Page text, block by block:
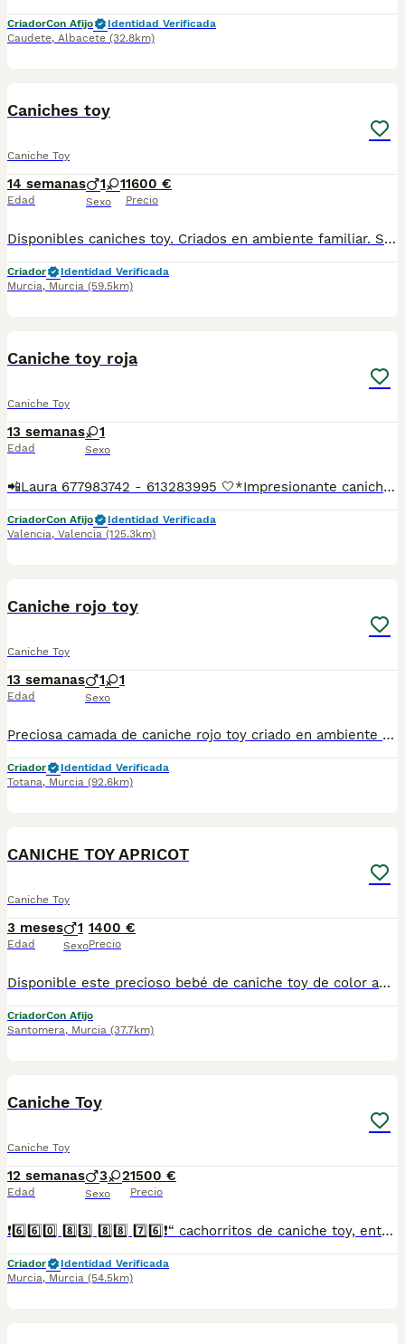
CriadorCon Afijo
Identidad Verificada
Caudete, Albacete (32.8km)
Caniches toy
Caniche Toy
14 semanas
Edad
1 1
Sexo
1600 €
Precio
Disponibles caniches toy. Criados en ambiente familiar. Se entregan vacunados, desparasitados, con cartilla sanitaria, microchip y contrato de garantía
Criador
Identidad Verificada
Murcia, Murcia (59.5km)
Caniche toy roja
Caniche Toy
13 semanas
Edad
1
Sexo
📲Laura 677983742 - 613283995 🤍*Impresionante caniche toy roja es la de las fotos muy pequeñina de adulta*🤍 ¿Buscas un nuevo compañero para tu hogar? ❤️ Tenemos preciosos cachorros listos para encontrar una familia responsable. ✅ Vacunados ✅ Desparasitados ✅ Cartilla sanitaria ✅ Garantías incluidas ✅ Máxima atención y cuidado Se hacen envíos a toda España: Andalucía: Almería, Cádiz, Córdoba, Granada, Huelva, Jaén, Málaga, Sevilla.Aragón: Huesca, Teruel, Zaragoza.Asturias: Oviedo.Baleares: Palma.Canarias: Las Palmas de Gran Canaria, Santa Cruz de Tenerife.Cantabria: Santander.Castilla-La Mancha: Albacete, Ciudad Real, Cuenca, Guadalajara, Toledo.Castilla y León: Ávila, Burgos, León, Palencia, Salamanca, Segovia, Soria, Valladolid, Zamora.Cataluña: Barcelona, Gerona (Girona), Lérida (Lleida), Tarragona.Comunidad Valenciana: Alicante, Castellón de la Plana, Valencia.Extremadura: Badajoz, Cáceres.Galicia: La Coruña (A Coruña), Lugo, Orense (Ourense), Pontevedra.La Rioja: Logroño.Madrid: Madrid.Murcia: Murcia.Navarra: Pamplona.País Vasco: Bilbao (Vizcaya), San Sebastián (Guipúzcoa), Vitoria (Álava). 🐾 Cachorros sanos, sociables y criados con mucho cariño. 📲 ¡Pregunta sin compromiso por disponibilidad, fotos y precios por mensaje privado!
CriadorCon Afijo
Identidad Verificada
Valencia, Valencia (125.3km)
Caniche rojo toy
Caniche Toy
13 semanas
Edad
1 1
Sexo
Preciosa camada de caniche rojo toy criado en ambiente familiar con todas las vacunas y desparasitaciones al día. Se entrega con cartilla veterinaria y revisión veterinaria. Más info 722440707
Criador
Identidad Verificada
Totana, Murcia (92.6km)
CANICHE TOY APRICOT
Caniche Toy
3 meses
Edad
1
Sexo
1400 €
Precio
Disponible este precioso bebé de caniche toy de color apricot es un machito y es muy cariñoso, si estás interesado contacta con nosotros
CriadorCon Afijo
Santomera, Murcia (37.7km)
Caniche Toy
Caniche Toy
12 semanas
Edad
3 2
Sexo
1500 €
Precio
❗6️⃣6️⃣0️⃣ 8️⃣3️⃣ 8️⃣8️⃣ 7️⃣6️⃣❗“ cachorritos de caniche toy, entregamos vacunados desparasitados con cartilla veterinaria, microchip y contrato de garantia de compra..”
Criador
Identidad Verificada
Murcia, Murcia (54.5km)